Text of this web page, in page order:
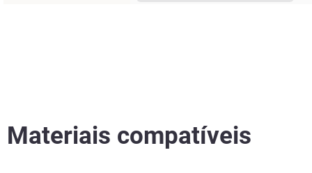
Materiais compatíveis